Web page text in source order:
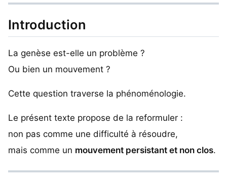
Introduction
La genèse est-elle un problème ?
Ou bien un mouvement ?
Cette question traverse la phénoménologie.
Le présent texte propose de la reformuler :
non pas comme une difficulté à résoudre,
mais comme un mouvement persistant et non clos.